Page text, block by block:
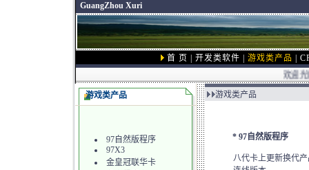
GuangZhou Xuri
首 页 开发类软件 游戏类产品
欢迎光
游戏类产品 游戏类产品
* 97自然版程序
八代卡上更新换代
97自然版程序
97X3
金皇冠联华卡